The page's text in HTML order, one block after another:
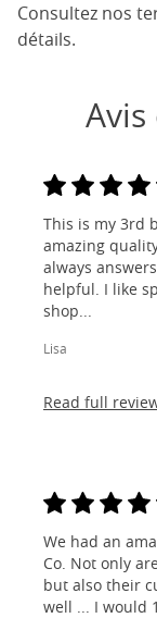
Consultez nos
détails.
This is my 3rd
amazing
always
helpful. I like
shop...
Lisa
Read full
We had an
Co. Not only
but also their
well ... I would